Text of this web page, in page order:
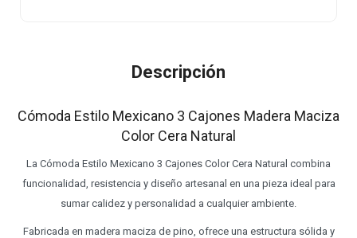
Descripción
Cómoda Estilo Mexicano 3 Cajones Madera Maciza
Color Cera Natural
La Cómoda Estilo Mexicano 3 Cajones Color Cera Natural combina
funcionalidad, resistencia y diseño artesanal en una pieza ideal para
sumar calidez y personalidad a cualquier ambiente.
Fabricada en madera maciza de pino, ofrece una estructura sólida y